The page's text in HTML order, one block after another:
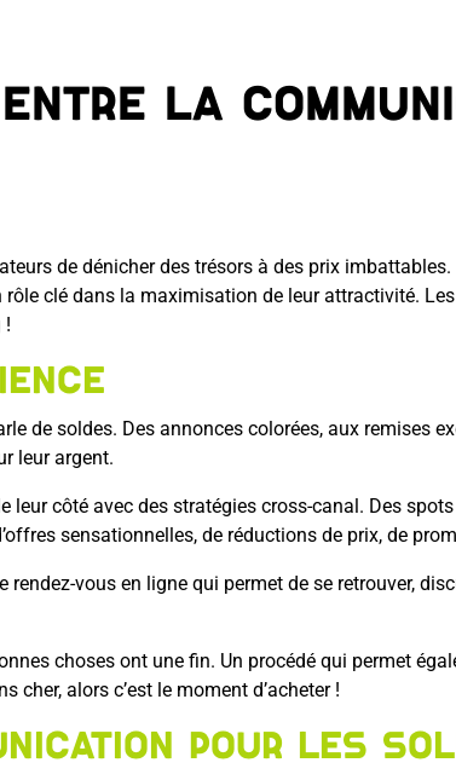
entre la
de dénicher des trésors à des prix
clé dans la maximisation de leur attractivité.
!
de soldes. Des annonces colorées, aux remises
leur argent.
leur côté avec des stratégies cross-canal. Des
sensationnelles, de réductions de prix, de
vous en ligne qui permet de se retrouver,
choses ont une fin. Un procédé qui permet
cher, alors c’est le moment d’acheter !
pour les